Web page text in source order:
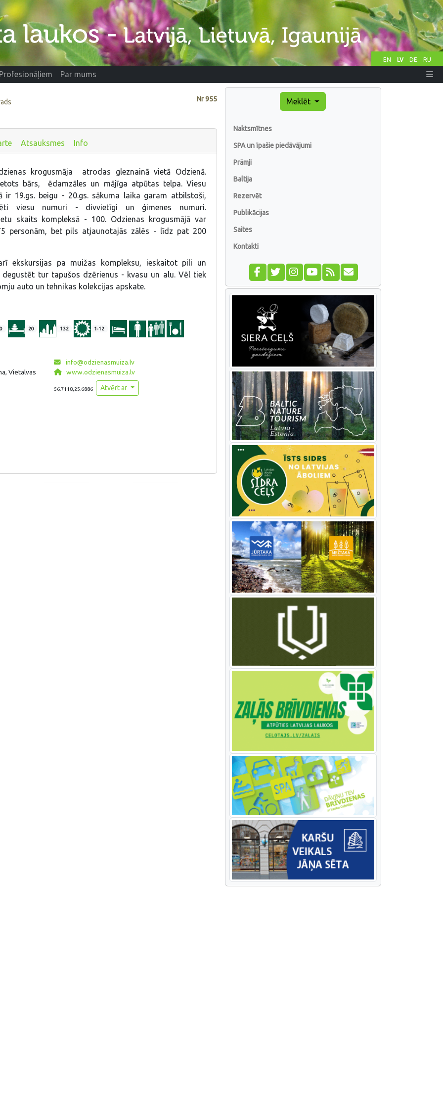
EN LV DE RU
Profesionāļiem Par mums
Nr955
Atsauksmes Info
krogusmāja atrodas gleznainā vietā Odzienā.
bārs, ēdamzāles un mājīga atpūtas telpa. Viesu
ir 19.gs. beigu - 20.gs. sākuma laika garam atbilstoši,
viesu numuri - divvietīgi un ģimenes numuri.
skaits kompleksā - 100. Odzienas krogusmājā var
personām, bet pils atjaunotajās zālēs - līdz pat 200
ekskursijas pa muižas kompleksu, ieskaitot pili un
degustēt tur tapušos dzērienus - kvasu un alu. Vēl tiek
auto un tehnikas kolekcijas apskate.
20 132 1-12
Vietalvas
info@odzienasmuiza.lv
www.odzienasmuiza.lv
56.7118,25.6886 Atvērt ar
Meklēt
Naktsmītnes
SPA un īpašie piedāvājumi
Prāmji
Baltija
Rezervēt
Publikācijas
Saites
Kontakti